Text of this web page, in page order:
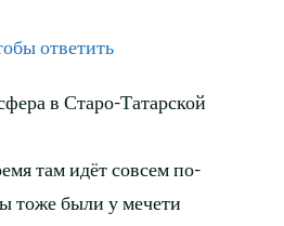
ответить
в Старо-Татарской
там идёт совсем по-
тоже были у мечети